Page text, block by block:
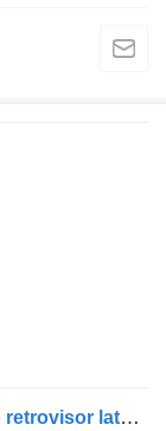
MAN Espejo retrovisor exterior (espejo retrovisor lateral) - DELANTERO IZQUIERDO para MAN TGX camión